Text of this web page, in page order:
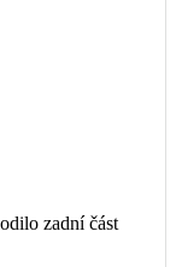
zadní část